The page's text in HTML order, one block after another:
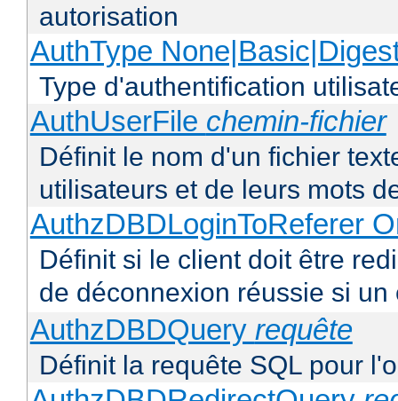
autorisation
AuthType
Type d'authentification
AuthUserFile chemin-fichier
Définit le nom d'un fichier
utilisateurs et de leurs mots
AuthzDBDLoginToReferer
Définit si le client doit être
de déconnexion réussie si
AuthzDBDQuery requête
Définit la requête SQL pour